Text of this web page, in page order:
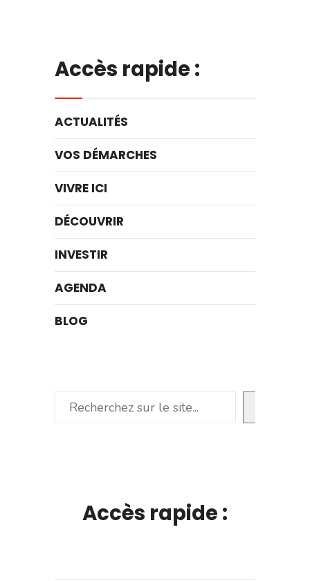
Accès rapide :
ACTUALITÉS
VOS DÉMARCHES
VIVRE ICI
DÉCOUVRIR
INVESTIR
AGENDA
BLOG
Rechercher
Accès rapide :